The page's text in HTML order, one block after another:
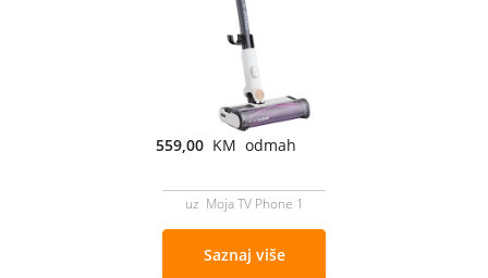
559,00 KM odmah
uz Moja TV Phone 1
Saznaj više